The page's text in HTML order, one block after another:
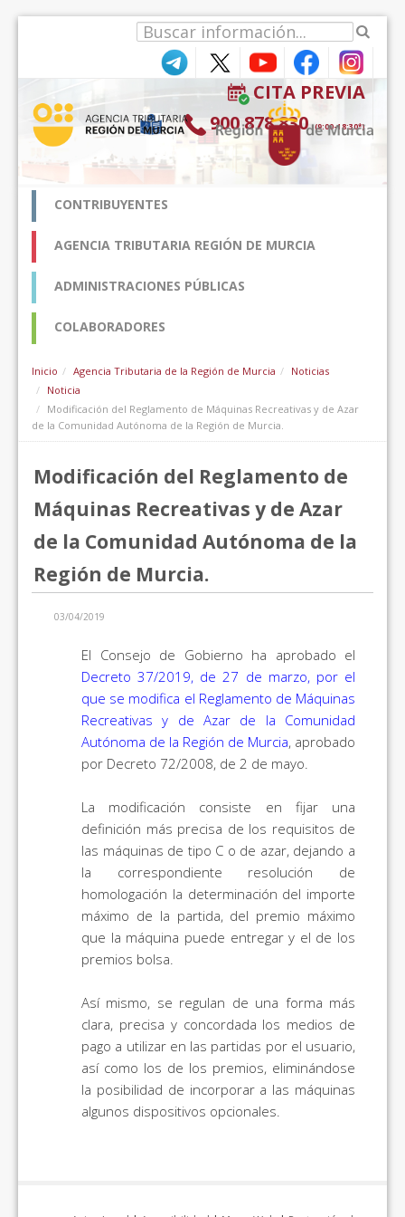
CITA PREVIA
900 878 830 (9:00-18:30*)
CONTRIBUYENTES
AGENCIA TRIBUTARIA REGIÓN DE MURCIA
ADMINISTRACIONES PÚBLICAS
COLABORADORES
Inicio Agencia Tributaria de la Región de Murcia
Noticias
Noticia
Modificación del Reglamento de Máquinas Recreativas y de Azar
de la Comunidad Autónoma de la Región de Murcia.
Modificación del Reglamento de
Máquinas Recreativas y de Azar
de la Comunidad Autónoma de la
Región de Murcia.
03/04/2019
El Consejo de Gobierno ha aprobado el
Decreto 37/2019, de 27 de marzo, por el
que se modifica el Reglamento de Máquinas
Recreativas y de Azar de la Comunidad
Autónoma de la Región de Murcia, aprobado
por Decreto 72/2008, de 2 de mayo.
La modificación consiste en fijar una
definición más precisa de los requisitos de
las máquinas de tipo C o de azar, dejando a
la correspondiente resolución de
homologación la determinación del importe
máximo de la partida, del premio máximo
que la máquina puede entregar y el de los
premios bolsa.
Así mismo, se regulan de una forma más
clara, precisa y concordada los medios de
pago a utilizar en las partidas por el usuario,
así como los de los premios, eliminándose
la posibilidad de incorporar a las máquinas
algunos dispositivos opcionales.